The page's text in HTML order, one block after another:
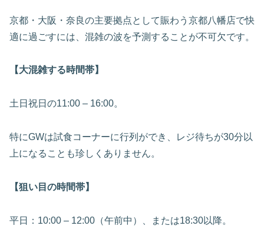
京都・大阪・奈良の主要拠点として賑わう京都八幡店で快
適に過ごすには、混雑の波を予測することが不可欠です。
【大混雑する時間帯】
土日祝日の11:00 – 16:00。
特にGWは試食コーナーに行列ができ、レジ待ちが30分以
上になることも珍しくありません。
【狙い目の時間帯】
平日：10:00 – 12:00（午前中）、または18:30以降。